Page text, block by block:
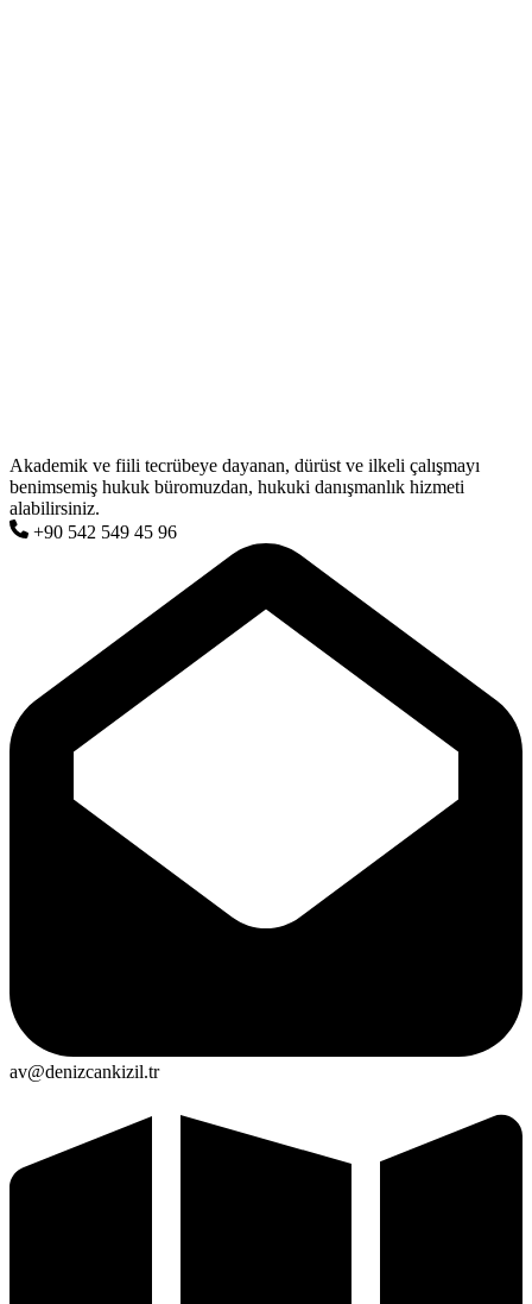
Akademik ve fiili tecrübeye dayanan, dürüst ve ilkeli çalışmayı
benimsemiş hukuk büromuzdan, hukuki danışmanlık hizmeti
alabilirsiniz.
+90 542 549 45 96
av@denizcankizil.tr